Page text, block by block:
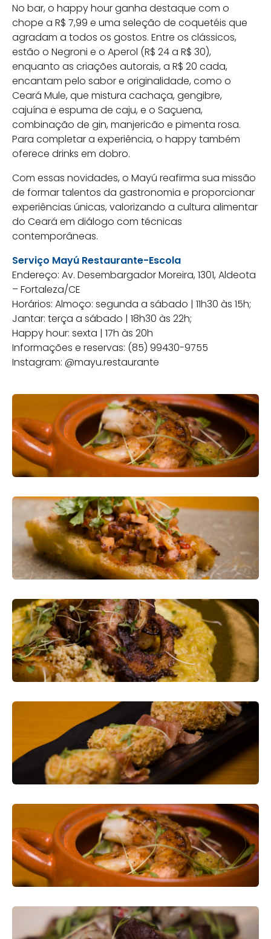
No bar, o happy hour ganha destaque com o
chope a R$ 7,99 e uma seleção de coquetéis que
agradam a todos os gostos. Entre os clássicos,
estão o Negroni e o Aperol (R$ 24 a R$ 30),
enquanto as criações autorais, a R$ 20 cada,
encantam pelo sabor e originalidade, como o
Ceará Mule, que mistura cachaça, gengibre,
cajuína e espuma de caju, e o Saçuena,
combinação de gin, manjericão e pimenta rosa.
Para completar a experiência, o happy também
oferece drinks em dobro.
Com essas novidades, o Mayú reafirma sua missão
de formar talentos da gastronomia e proporcionar
experiências únicas, valorizando a cultura alimentar
do Ceará em diálogo com técnicas
contemporâneas.
Serviço Mayú Restaurante-Escola
Endereço: Av. Desembargador Moreira, 1301, Aldeota
– Fortaleza/CE
Horários: Almoço: segunda a sábado | 11h30 às 15h;
Jantar: terça a sábado | 18h30 às 22h;
Happy hour: sexta | 17h às 20h
Informações e reservas: (85) 99430-9755
Instagram: @mayu.restaurante